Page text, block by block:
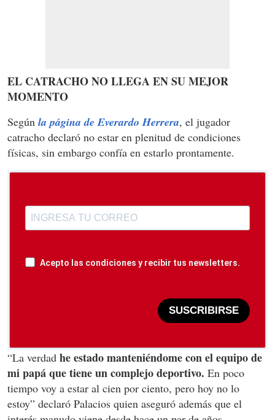
EL CATRACHO NO LLEGA EN SU MEJOR
MOMENTO
Según la página de Everardo Herrera, el jugador
catracho declaró no estar en plenitud de condiciones
físicas, sin embargo confía en estarlo prontamente.
Acepto las condiciones y recibir tus newsletters.
SUSCRIBIRSE
“La verdad he estado manteniéndome con el equipo de
mi papá que tiene un complejo deportivo. En poco
tiempo voy a estar al cien por ciento, pero hoy no lo
estoy” declaró Palacios quien aseguró además que el